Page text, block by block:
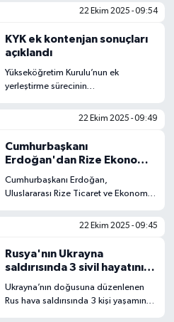
olayda yaralanan olmadı.
22 Ekim 2025 - 09:54
KYK ek kontenjan sonuçları
açıklandı
Yükseköğretim Kurulu’nun ek
yerleştirme sürecinin
başvuru sonuçları açıklandı.
22 Ekim 2025 - 09:49
Cumhurbaşkanı
Erdoğan'dan Rize Ekonomi
Cumhurbaşkanı Erdoğan,
Uluslararası Rize Ticaret ve Ekonomi
mesajda, üretim, ihracat ve yatırım
22 Ekim 2025 - 09:45
Rusya'nın Ukrayna
saldırısında 3 sivil hayatını
Ukrayna’nın doğusuna düzenlenen
Rus hava saldırısında 3 kişi yaşamını